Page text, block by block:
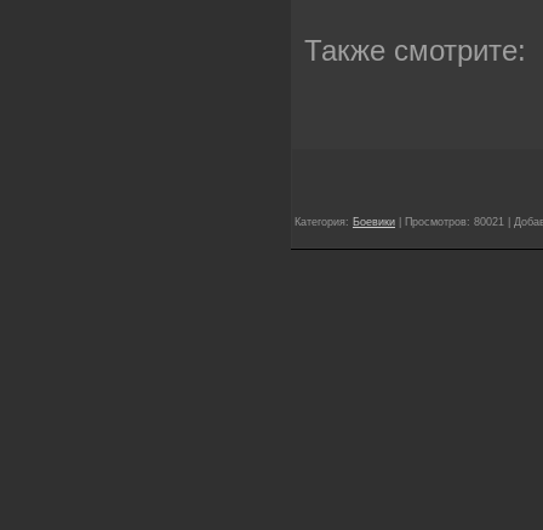
Также смотрите:
Категория: Боевики | Просмотров: 80021 |